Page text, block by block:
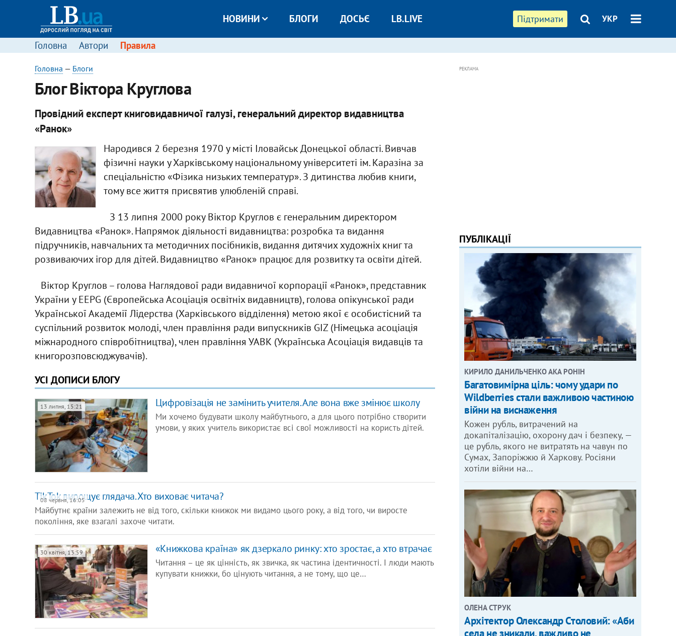
Підтримати УКР
НОВИНИ БЛОГИ ДОСЬЄ LB.LIVE
Головна Автори Правила
Головна — Блоги
Блог Віктора Круглова
Провідний експерт книговидавничої галузі, генеральний директор видавництва
«Ранок»
Народився 2 березня 1970 у місті Іловайськ Донецької області. Вивчав
фізичні науки у Харківському національному університеті ім. Каразіна за
спеціальністю «Фізика низьких температур». З дитинства любив книги,
тому все життя присвятив улюбленій справі.
З 13 липня 2000 року Віктор Круглов є генеральним директором
Видавництва «Ранок». Напрямок діяльності видавництва: розробка та видання
підручників, навчальних та методичних посібників, видання дитячих художніх книг та
розвиваючих ігор для дітей. Видавництво «Ранок» працює для розвитку та освіти дітей.
Віктор Круглов – голова Наглядової ради видавничої корпорації «Ранок», представник
України у EEPG (Європейська Асоціація освітніх видавництв), голова опікунської ради
Української Академії Лідерства (Харківського відділення) метою якої є особистісний та
суспільний розвиток молоді, член правління ради випускників GIZ (Німецька асоціація
міжнародного співробітництва), член правління УАВК (Українська Асоціація видавців та
книгорозповсюджувачів).
УСІ ДОПИСИ БЛОГУ
Цифровізація не замінить учителя. Але вона вже змінює школу
13 липня, 15:21
Ми хочемо будувати школу майбутнього, а для цього потрібно створити
умови, у яких учитель використає всі свої можливості на користь дітей.
TikTok вирощує глядача. Хто виховає читача?
08 червня, 16:05
Майбутнє країни залежить не від того, скільки книжок ми видамо цього року, а від того, чи виросте
покоління, яке взагалі захоче читати.
«Книжкова країна» як дзеркало ринку: хто зростає, а хто втрачає
30 квітня, 13:59
Читання – це як цінність, як звичка, як частина ідентичності. І люди мають
купувати книжки, бо цінують читання, а не тому, що це…
РЕКЛАМА
ПУБЛІКАЦІЇ
КИРИЛО ДАНИЛЬЧЕНКО АКА РОНІН
Багатовимірна ціль: чому удари по
Wildberries стали важливою частиною
війни на виснаження
Кожен рубль, витрачений на
докапіталізацію, охорону дач і безпеку, —
це рубль, якого не витратять на чавун по
Сумах, Запоріжжю й Харкову. Росіяни
хотіли війни на…
ОЛЕНА СТРУК
Архітектор Олександр Столовий: «Аби